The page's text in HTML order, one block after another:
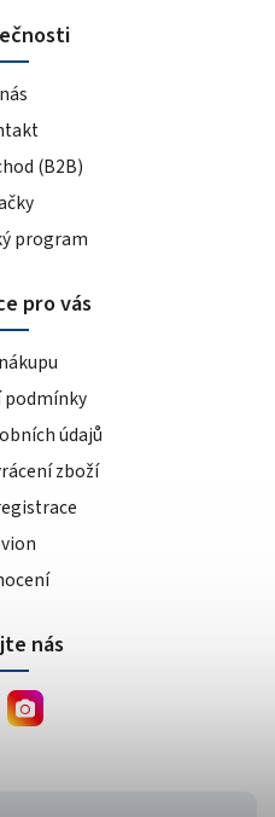
(B2B)
program
pro vás
podmínky
údajů
zboží
nás